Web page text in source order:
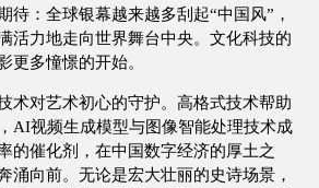
待：全球银幕越来越多刮起“中国风”，
活力地走向世界舞台中央。文化科技的
更多憧憬的开始。
术对艺术初心的守护。高格式技术帮助
AI视频生成模型与图像智能处理技术成
的催化剂，在中国数字经济的厚土之
涌向前。无论是宏大壮丽的史诗场景，